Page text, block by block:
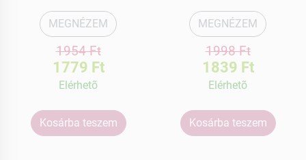
MEGNÉZEM
1954 Ft
1779 Ft
Elérhetõ
Kosárba teszem
MEGNÉZEM
1998 Ft
1839 Ft
Elérhetõ
Kosárba teszem